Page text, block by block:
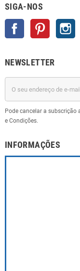
SIGA-NOS
Facebook Pinterest
NEWSLETTER
Pode cancelar a subscrição
e Condições.
INFORMAÇÕES